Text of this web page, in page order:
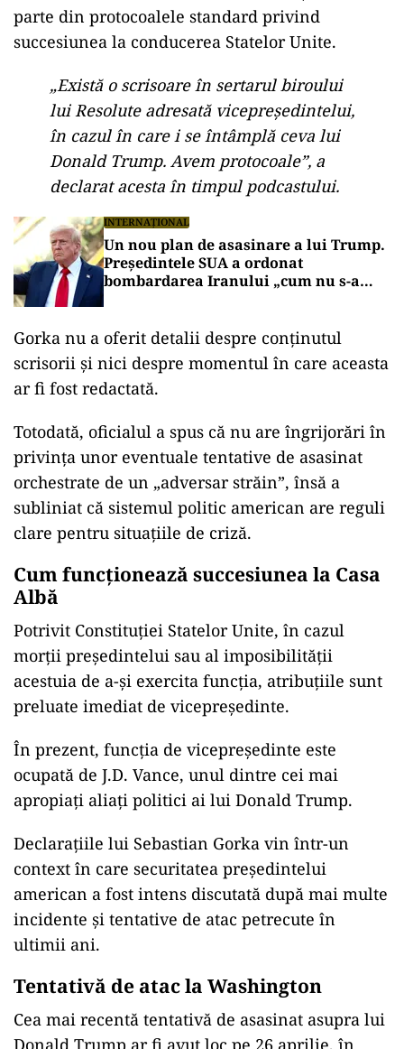
Declarația a fost făcută în podcastul „Pod Force
One”, potrivit New York Post, citat de Mediafax.
„Există o scrisoare în sertarul biroului
Resolute”
Sebastian Gorka a susținut că documentul se
află în biroul Resolute din Casa Albă și face
parte din protocoalele standard privind
succesiunea la conducerea Statelor Unite.
„Există o scrisoare în sertarul biroului
lui Resolute adresată vicepreședintelui,
în cazul în care i se întâmplă ceva lui
Donald Trump. Avem protocoale”, a
declarat acesta în timpul podcastului.
INTERNAȚIONAL
Un nou plan de asasinare a lui Trump.
Președintele SUA a ordonat
bombardarea Iranului „cum nu s-a
mai văzut vreodată”, dacă va fi
asasinat
Gorka nu a oferit detalii despre conținutul
scrisorii și nici despre momentul în care aceasta
ar fi fost redactată.
Totodată, oficialul a spus că nu are îngrijorări în
privința unor eventuale tentative de asasinat
orchestrate de un „adversar străin”, însă a
subliniat că sistemul politic american are reguli
clare pentru situațiile de criză.
Cum funcționează succesiunea la Casa
Albă
Potrivit Constituției Statelor Unite, în cazul
morții președintelui sau al imposibilității
acestuia de a-și exercita funcția, atribuțiile sunt
preluate imediat de vicepreședinte.
În prezent, funcția de vicepreședinte este
ocupată de J.D. Vance, unul dintre cei mai